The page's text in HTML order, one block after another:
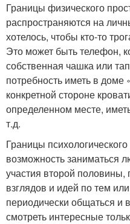
Границы физического
распространяются на
хотелось, чтобы кто-то
Это может быть телефон,
собственная чашка или
потребность иметь в доме
конкретной стороне
определенном месте,
т.д.
Границы
возможность заниматься
участия второй
взглядов и идей по тем
периодически общаться и
смотреть интересные